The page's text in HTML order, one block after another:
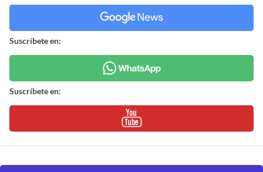
Suscríbete en:
Suscríbete en: